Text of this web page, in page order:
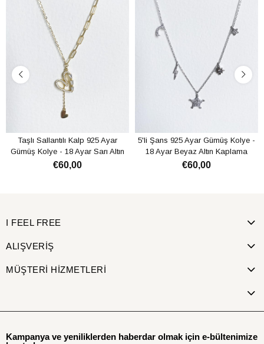
Taşlı Sallantılı Kalp 925 Ayar
Gümüş Kolye - 18 Ayar Sarı Altın
Kaplama
€60,00
5'li Şans 925 Ayar Gümüş Kolye -
18 Ayar Beyaz Altın Kaplama
€60,00
I FEEL FREE
ALIŞVERİŞ
MÜŞTERİ HİZMETLERİ
Kampanya ve yeniliklerden haberdar olmak için e-bültenimize